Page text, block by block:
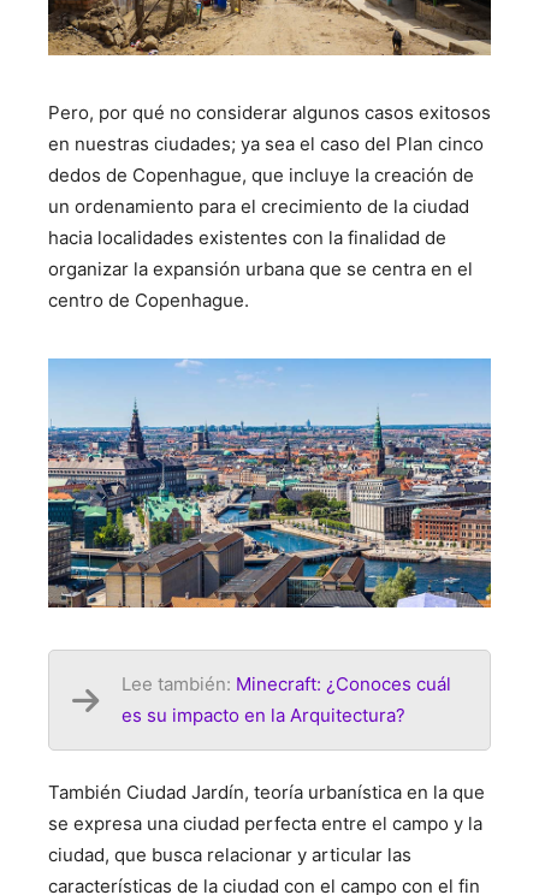
Pero, por qué no considerar algunos casos exitosos
en nuestras ciudades; ya sea el caso del Plan cinco
dedos de Copenhague, que incluye la creación de
un ordenamiento para el crecimiento de la ciudad
hacia localidades existentes con la finalidad de
organizar la expansión urbana que se centra en el
centro de Copenhague.
Lee también: Minecraft: ¿Conoces cuál
es su impacto en la Arquitectura?
También Ciudad Jardín, teoría urbanística en la que
se expresa una ciudad perfecta entre el campo y la
ciudad, que busca relacionar y articular las
características de la ciudad con el campo con el fin